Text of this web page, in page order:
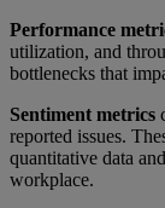
Performance
utilization, and
bottlenecks that
Sentiment metrics
reported issues.
quantitative data
workplace.